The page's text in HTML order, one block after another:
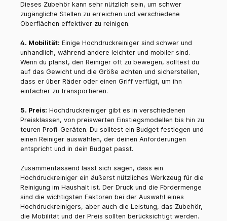
Dieses Zubehör kann sehr nützlich sein, um schwer
zugängliche Stellen zu erreichen und verschiedene
Oberflächen effektiver zu reinigen.
4. Mobilität: Einige Hochdruckreiniger sind schwer und
unhandlich, während andere leichter und mobiler sind.
Wenn du planst, den Reiniger oft zu bewegen, solltest du
auf das Gewicht und die Größe achten und sicherstellen,
dass er über Räder oder einen Griff verfügt, um ihn
einfacher zu transportieren.
5. Preis: Hochdruckreiniger gibt es in verschiedenen
Preisklassen, von preiswerten Einstiegsmodellen bis hin zu
teuren Profi-Geräten. Du solltest ein Budget festlegen und
einen Reiniger auswählen, der deinen Anforderungen
entspricht und in dein Budget passt.
Zusammenfassend lässt sich sagen, dass ein
Hochdruckreiniger ein äußerst nützliches Werkzeug für die
Reinigung im Haushalt ist. Der Druck und die Fördermenge
sind die wichtigsten Faktoren bei der Auswahl eines
Hochdruckreinigers, aber auch die Leistung, das Zubehör,
die Mobilität und der Preis sollten berücksichtigt werden.